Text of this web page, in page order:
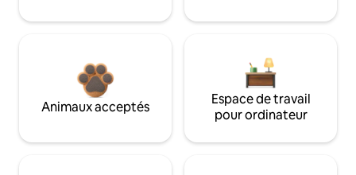
Animaux acceptés
Espace de travail
pour ordinateur